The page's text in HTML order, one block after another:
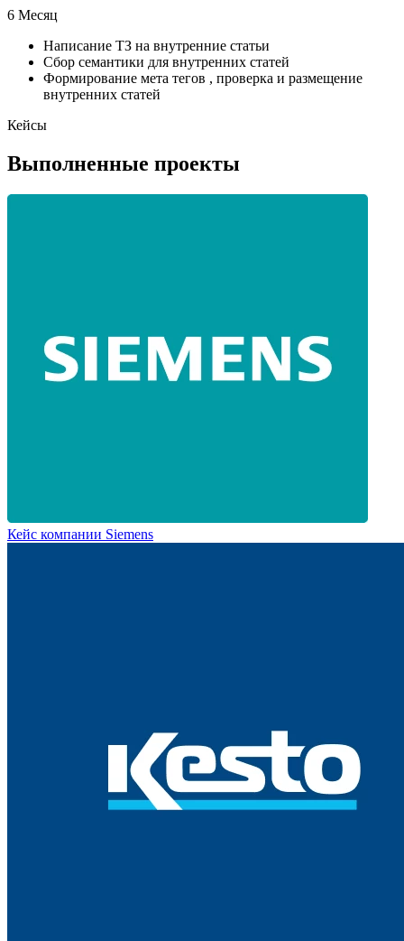
6 Месяц
Написание ТЗ на внутренние статьи
Сбор семантики для внутренних статей
Формирование мета тегов , проверка и размещение
внутренних статей
Кейсы
Выполненные проекты
Кейс компании Siemens